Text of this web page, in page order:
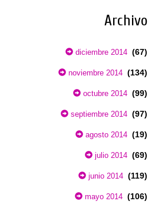
Archivo
diciembre 2014 (67)
noviembre 2014 (134)
octubre 2014 (99)
septiembre 2014 (97)
agosto 2014 (19)
julio 2014 (69)
junio 2014 (119)
mayo 2014 (106)